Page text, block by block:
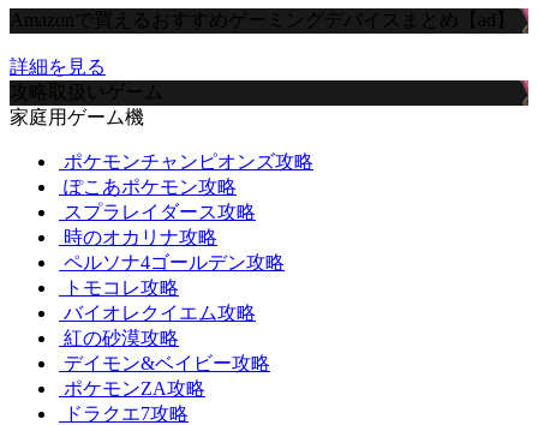
Amazonで買えるおすすめゲーミングデバイスまとめ【ad】
詳細を見る
攻略取扱いゲーム
家庭用ゲーム機
ポケモンチャンピオンズ攻略
ぽこあポケモン攻略
スプラレイダース攻略
時のオカリナ攻略
ペルソナ4ゴールデン攻略
トモコレ攻略
バイオレクイエム攻略
紅の砂漠攻略
デイモン&ベイビー攻略
ポケモンZA攻略
ドラクエ7攻略